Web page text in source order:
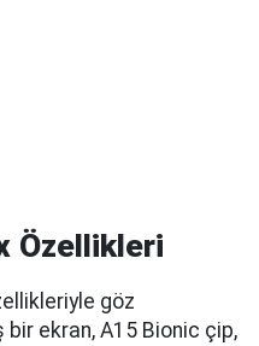
Özellikleri
göz
bir ekran, A15 Bionic çip,